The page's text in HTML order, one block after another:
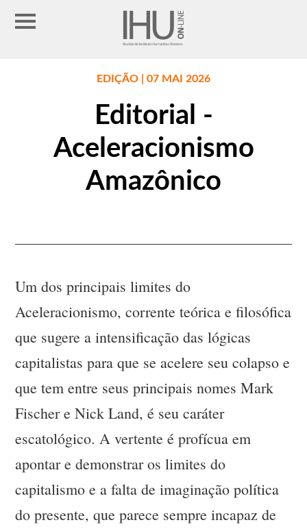
EDIÇÃO | 07 MAI 2026
Editorial -
Aceleracionismo
Amazônico
Um dos principais limites do
Aceleracionismo, corrente teórica e filosófica
que sugere a intensificação das lógicas
capitalistas para que se acelere seu colapso e
que tem entre seus principais nomes Mark
Fischer e Nick Land, é seu caráter
escatológico. A vertente é profícua em
apontar e demonstrar os limites do
capitalismo e a falta de imaginação política
do presente, que parece sempre incapaz de